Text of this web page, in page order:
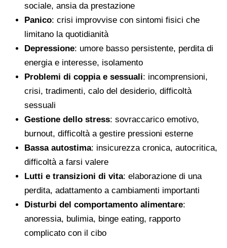
sociale, ansia da prestazione
Panico: crisi improvvise con sintomi fisici che
limitano la quotidianità
Depressione: umore basso persistente, perdita di
energia e interesse, isolamento
Problemi di coppia e sessuali: incomprensioni,
crisi, tradimenti, calo del desiderio, difficoltà
sessuali
Gestione dello stress: sovraccarico emotivo,
burnout, difficoltà a gestire pressioni esterne
Bassa autostima: insicurezza cronica, autocritica,
difficoltà a farsi valere
Lutti e transizioni di vita: elaborazione di una
perdita, adattamento a cambiamenti importanti
Disturbi del comportamento alimentare:
anoressia, bulimia, binge eating, rapporto
complicato con il cibo